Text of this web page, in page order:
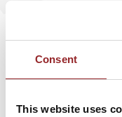
Consent
This website uses
der Lage,
Vortrag an das
Vollblutpolitiker
Themen und bindet
Wichtige Punkte
Förderung von